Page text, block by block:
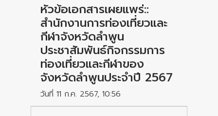
หัวข้อเอกสารเผยแพร่::
สำนักงานการท่องเที่ยวและ
กีฬาจังหวัดลำพูน
ประชาสัมพันธ์กิจกรรมการ
ท่องเที่ยวและกีฬาของ
จังหวัดลำพูนประจำปี 2567
วันที่ 11 ก.ค. 2567, 10:56